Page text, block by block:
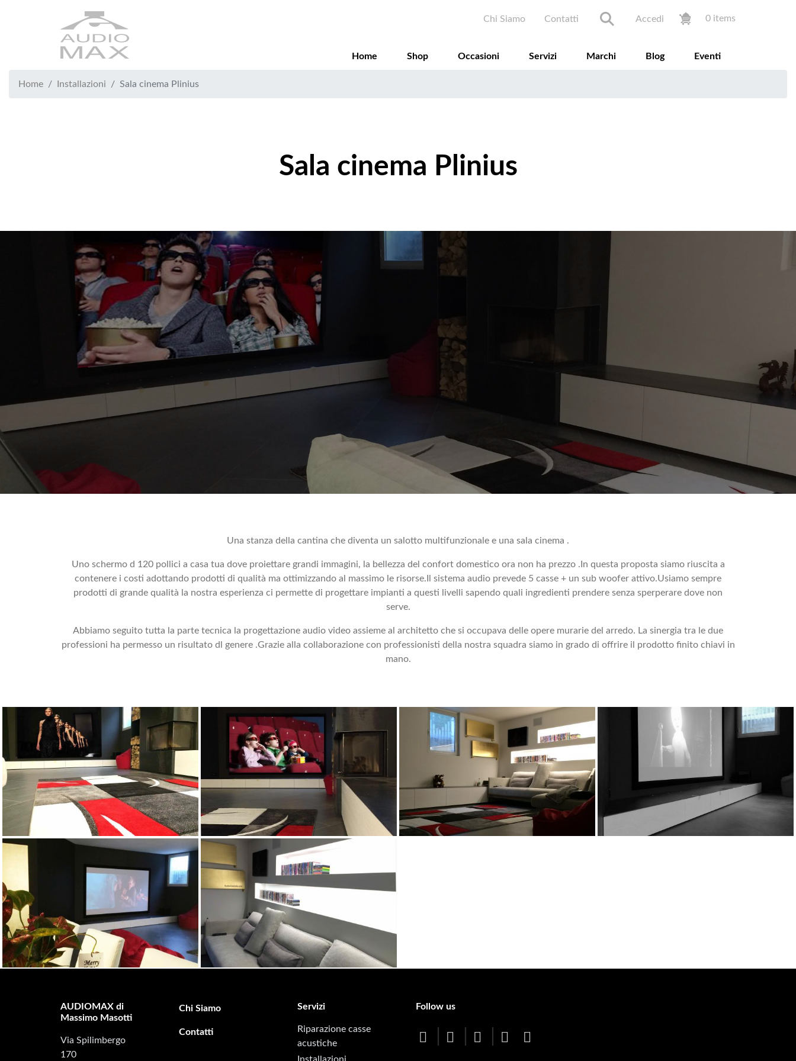
principale
Secondary menu
Chi Siamo Contatti User
Accedi 0 items
Home Shop Occasioni Servizi Marchi Blog Eventi
Breadcrumb
Briciole
Home Installazioni Sala cinema Plinius
Sala cinema Plinius
Una stanza della cantina che diventa un salotto multifunzionale e una sala cinema .
Uno schermo d 120 pollici a casa tua dove proiettare grandi immagini, la bellezza del confort domestico ora non ha prezzo .In questa proposta siamo riuscita a
contenere i costi adottando prodotti di qualità ma ottimizzando al massimo le risorse.Il sistema audio prevede 5 casse + un sub woofer attivo.Usiamo sempre
prodotti di grande qualità la nostra esperienza ci permette di progettare impianti a questi livelli sapendo quali ingredienti prendere senza sperperare dove non
serve.
Abbiamo seguito tutta la parte tecnica la progettazione audio video assieme al architetto che si occupava delle opere murarie del arredo. La sinergia tra le due
professioni ha permesso un risultato dl genere .Grazie alla collaborazione con professionisti della nostra squadra siamo in grado di offrire il prodotto finito chiavi in
mano.
AUDIOMAX di
Massimo Masotti
Via Spilimbergo
170
Footer secondary menu
Chi Siamo
Contatti
Servizi
Riparazione casse
acustiche
Follow us